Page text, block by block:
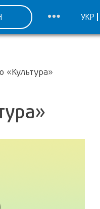
УКР
«Культура»